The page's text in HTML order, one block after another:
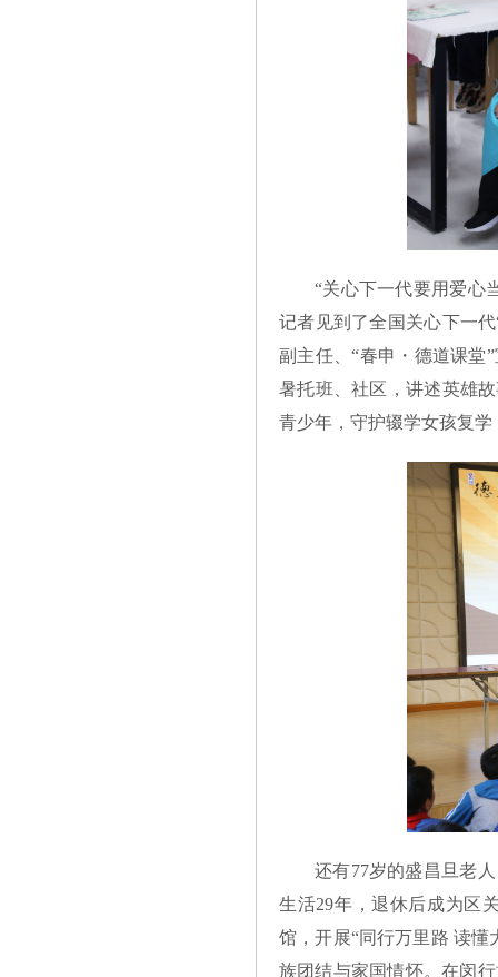
“关心下一代要用爱心
记者见到了全国关心下一
副主任、“春申・德道课堂
暑托班、社区，讲述英雄
青少年，守护辍学女孩复
还有77岁的盛昌旦老
生活29年，退休后成为区
馆，开展“同行万里路 读
族团结与家国情怀。在闵